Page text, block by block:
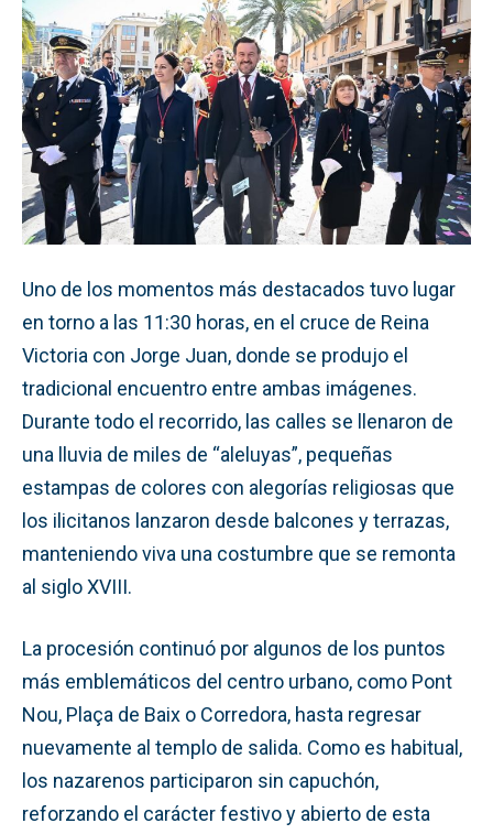
Uno de los momentos más destacados tuvo lugar
en torno a las 11:30 horas, en el cruce de Reina
Victoria con Jorge Juan, donde se produjo el
tradicional encuentro entre ambas imágenes.
Durante todo el recorrido, las calles se llenaron de
una lluvia de miles de “aleluyas”, pequeñas
estampas de colores con alegorías religiosas que
los ilicitanos lanzaron desde balcones y terrazas,
manteniendo viva una costumbre que se remonta
al siglo XVIII.
La procesión continuó por algunos de los puntos
más emblemáticos del centro urbano, como Pont
Nou, Plaça de Baix o Corredora, hasta regresar
nuevamente al templo de salida. Como es habitual,
los nazarenos participaron sin capuchón,
reforzando el carácter festivo y abierto de esta